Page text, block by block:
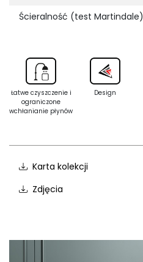
Ścieralność (test Martindale)
Łatwe czyszczenie i
ograniczone
wchłanianie płynów
Design
Karta kolekcji
Zdjęcia